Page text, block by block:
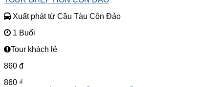
Xuất phát từ Cầu Tàu Côn Đảo
1 Buổi
Tour khách lẻ
860 đ
860 ₫